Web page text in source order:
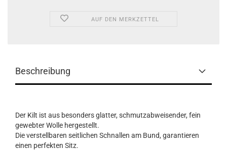
AUF DEN MERKZETTEL
Beschreibung
Der Kilt ist aus besonders glatter, schmutzabweisender, fein
gewebter Wolle hergestellt.
Die verstellbaren seitlichen Schnallen am Bund, garantieren
einen perfekten Sitz.